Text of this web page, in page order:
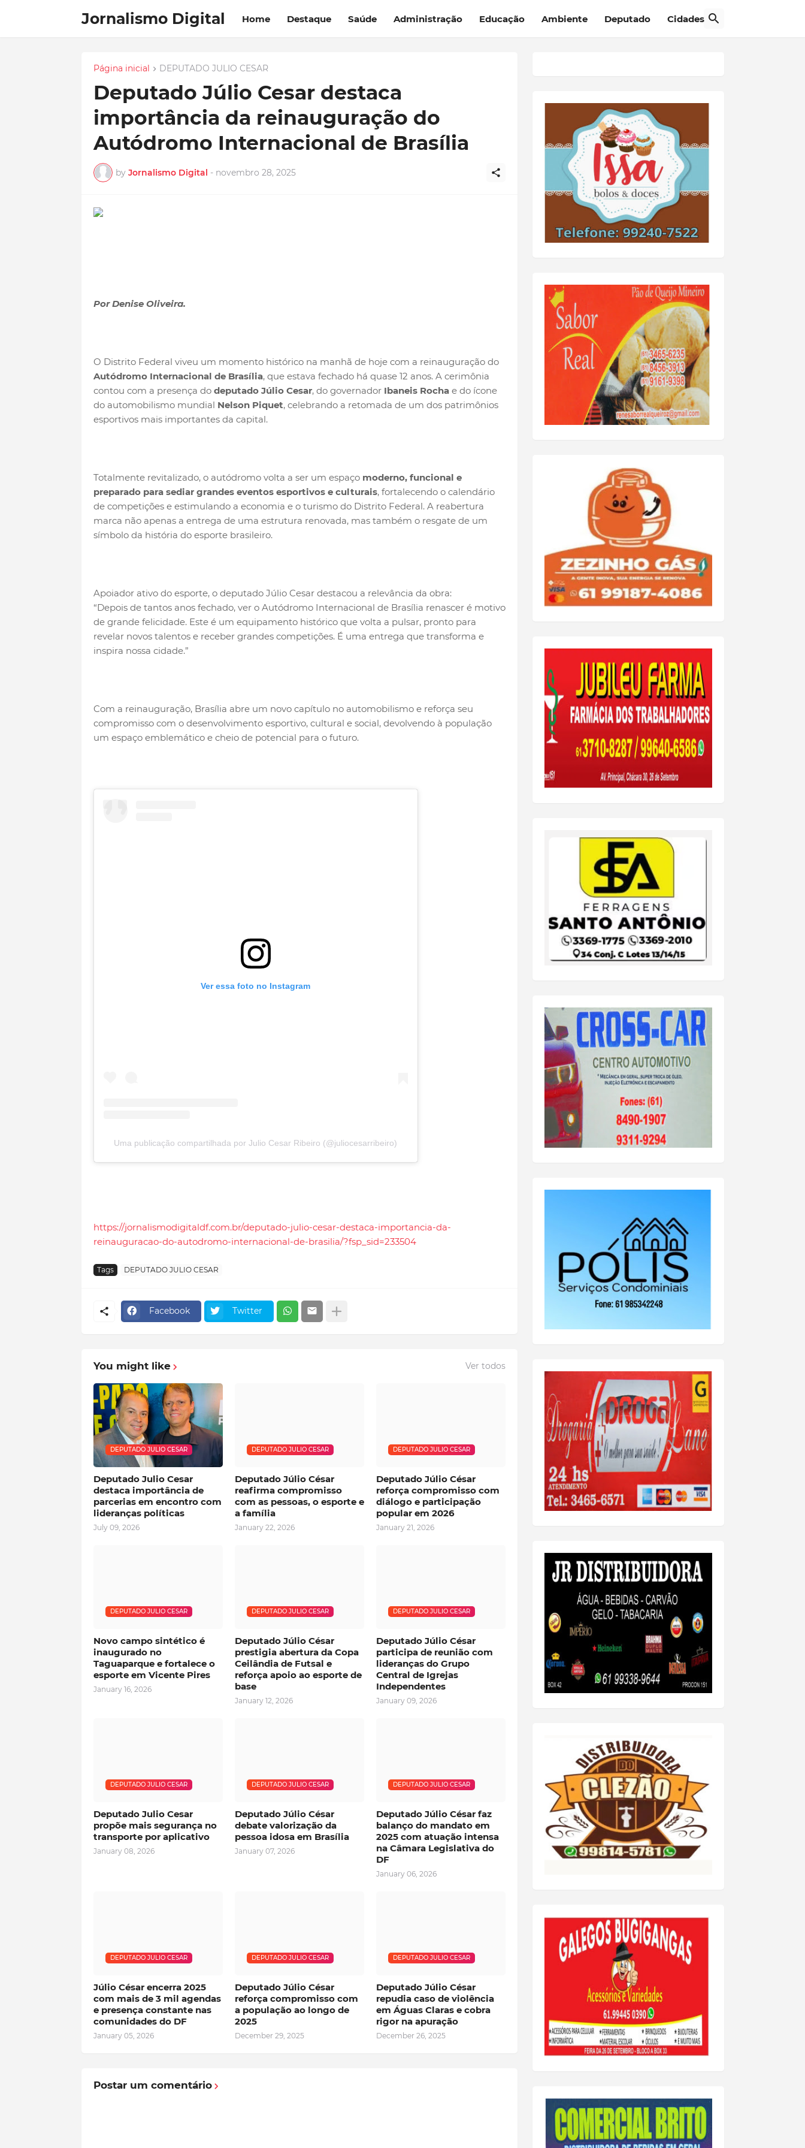
Jornalismo Digital Home Destaque Saúde Administração Educação Ambiente Deputado Cidades
Página inicial DEPUTADO JULIO CESAR
Deputado Júlio Cesar destaca
importância da reinauguração do
Autódromo Internacional de Brasília
by Jornalismo Digital - novembro 28, 2025
Por Denise Oliveira.
O Distrito Federal viveu um momento histórico na manhã de hoje com a reinauguração do
Autódromo Internacional de Brasília, que estava fechado há quase 12 anos. A cerimônia
contou com a presença do deputado Júlio Cesar, do governador Ibaneis Rochae do ícone
do automobilismo mundial Nelson Piquet, celebrando a retomada de um dos patrimônios
esportivos mais importantes da capital.
Totalmente revitalizado, o autódromo volta a ser um espaço moderno, funcional e
preparado para sediar grandes eventos esportivos e culturais, fortalecendo o calendário
de competições e estimulando a economia e o turismo do Distrito Federal. A reabertura
marca não apenas a entrega de uma estrutura renovada, mas também o resgate de um
símbolo da história do esporte brasileiro.
Apoiador ativo do esporte, o deputado Júlio Cesar destacou a relevância da obra:
“Depois de tantos anos fechado, ver o Autódromo Internacional de Brasília renascer é motivo
de grande felicidade. Este é um equipamento histórico que volta a pulsar, pronto para
revelar novos talentos e receber grandes competições. É uma entrega que transforma e
inspira nossa cidade.”
Com a reinauguração, Brasília abre um novo capítulo no automobilismo e reforça seu
compromisso com o desenvolvimento esportivo, cultural e social, devolvendo à população
um espaço emblemático e cheio de potencial para o futuro.
Ver essa foto no Instagram
Uma publicação compartilhada por Julio Cesar Ribeiro (@juliocesarribeiro)
https://jornalismodigitaldf.com.br/deputado-julio-cesar-destaca-importancia-da-
reinauguracao-do-autodromo-internacional-de-brasilia/?fsp_sid=233504
Tags DEPUTADO JULIO CESAR
Facebook Twitter
You might like Ver todos
DEPUTADO JULIO CESAR
Deputado Julio Cesar
destaca importância de
parcerias em encontro com
lideranças políticas
July 09, 2026
DEPUTADO JULIO CESAR
Deputado Júlio César
reafirma compromisso
com as pessoas, o esporte e
a família
January 22, 2026
DEPUTADO JULIO CESAR
Deputado Júlio César
reforça compromisso com
diálogo e participação
popular em 2026
January 21, 2026
DEPUTADO JULIO CESAR
Novo campo sintético é
inaugurado no
Taguaparque e fortalece o
esporte em Vicente Pires
January 16, 2026
DEPUTADO JULIO CESAR
Deputado Júlio César
prestigia abertura da Copa
Ceilândia de Futsal e
reforça apoio ao esporte de
base
January 12, 2026
DEPUTADO JULIO CESAR
Deputado Júlio César
participa de reunião com
lideranças do Grupo
Central de Igrejas
Independentes
January 09, 2026
DEPUTADO JULIO CESAR
Deputado Julio Cesar
propõe mais segurança no
transporte por aplicativo
January 08, 2026
DEPUTADO JULIO CESAR
Deputado Júlio César
debate valorização da
pessoa idosa em Brasília
January 07, 2026
DEPUTADO JULIO CESAR
Deputado Júlio César faz
balanço do mandato em
2025 com atuação intensa
na Câmara Legislativa do
DF
January 06, 2026
DEPUTADO JULIO CESAR
Júlio César encerra 2025
com mais de 3 mil agendas
e presença constante nas
comunidades do DF
January 05, 2026
DEPUTADO JULIO CESAR
Deputado Júlio César
reforça compromisso com
a população ao longo de
2025
December 29, 2025
DEPUTADO JULIO CESAR
Deputado Júlio César
repudia caso de violência
em Águas Claras e cobra
rigor na apuração
December 26, 2025
Postar um comentário